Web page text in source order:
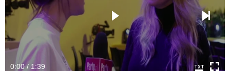
0:00 / 1:39